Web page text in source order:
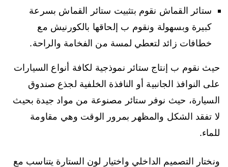
ستائر القماش نقوم بتثبيت ستائر القماش بسرعة
كبيرة وبسهولة ونقوم ب إلحاقها بالكورنيش مع
خطافات زائد لتعطي لمسة من الفخامة والراحة.
حيث نقوم ب إنتاج ستائر نموذجية لكافة أنواع السيارات
على النوافذ الجانبية أو النافذة الخلفية لجذع صندوق
السيارة، حيث نوفر ستائر مصنوعة من مواد جيدة بحيث
لا تفقد الشكل والمظهر بمرور الوقت وهي مقاومة
للماء.
ونختار التصميم الداخلي واختيار لون الستارة يتناسب مع